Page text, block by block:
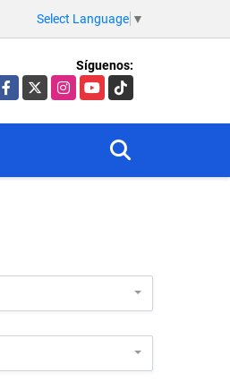
Select Language ▼
Síguenos:
Facebook
X InstagramYouTubeTikTok